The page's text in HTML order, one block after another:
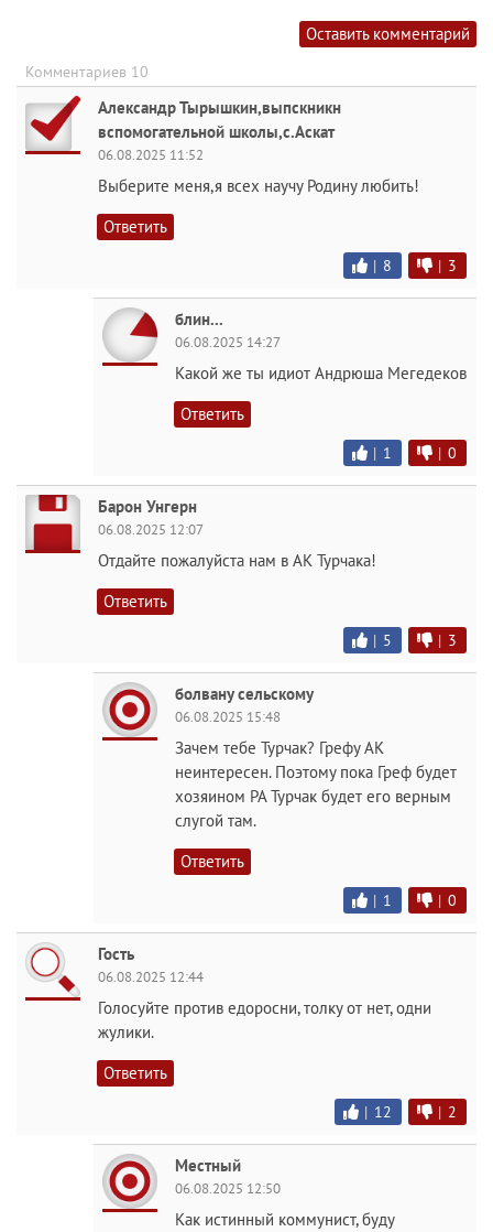
Оставить комментарий
Комментариев 10
Александр Тырышкин,выпскникн
вспомогательной школы,с.Аскат
06.08.2025 11:52
Выберите меня,я всех научу Родину любить!
Ответить
| 8 | 3
блин...
06.08.2025 14:27
Какой же ты идиот Андрюша Мегедеков
Ответить
| 1 | 0
Барон Унгерн
06.08.2025 12:07
Отдайте пожалуйста нам в АК Турчака!
Ответить
| 5 | 3
болвану сельскому
06.08.2025 15:48
Зачем тебе Турчак? Грефу АК
неинтересен. Поэтому пока Греф будет
хозяином РА Турчак будет его верным
слугой там.
Ответить
| 1 | 0
Гость
06.08.2025 12:44
Голосуйте против едоросни, толку от нет, одни
жулики.
Ответить
| 12 | 2
Местный
06.08.2025 12:50
Как истинный коммунист, буду